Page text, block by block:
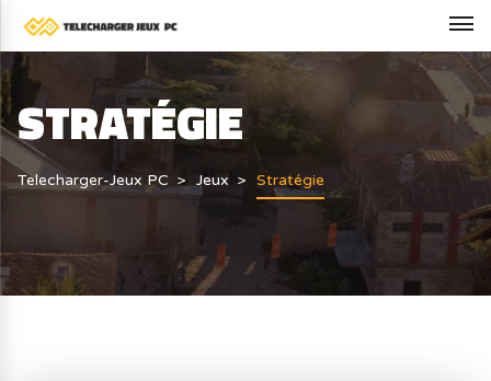
STRATÉGIE
Telecharger-Jeux PC Jeux Stratégie